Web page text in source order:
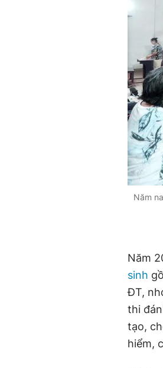
Năm
Năm
sinh
ĐT,
thi
tạo,
hiểm,